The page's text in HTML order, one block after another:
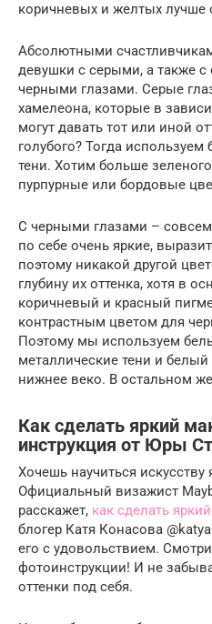
коричневых и желтых лучше
Абсолютными
девушки с серыми, а также
черными глазами. Серые
хамелеона, которые в
могут давать тот или иной
голубого? Тогда
тени. Хотим больше
пурпурные или бордовые
С черными глазами –
по себе очень яркие,
поэтому никакой другой
глубину их оттенка, хотя в
коричневый и красный
контрастным цветом для
Поэтому мы используем
металлические тени и
нижнее веко. В остальном
Как сделать яркий
инструкция от Юры
Хочешь научиться искусству
Официальный визажист
расскажет, как сделать
блогер Катя Конасова
его с удовольствием.
фотоинструкции! И не
оттенки под себя.